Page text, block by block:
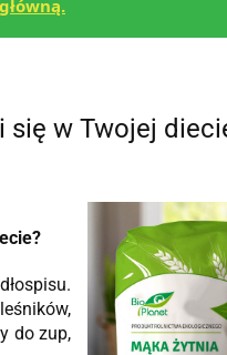
się w Twojej
do zup,